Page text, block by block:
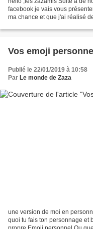
facebook je vais vous
ma chance et que j'ai réalisé
Vos emoji
Publié le 22/01/2019 à 10:58
Par Le monde de Zaza
une version de moi en
quoi tu fais ton personnage et